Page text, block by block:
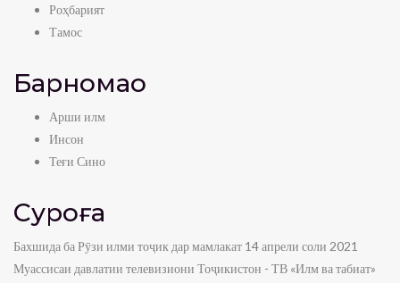
Роҳбарият
Тамос
Барномаҳо
Арши илм
Инсон
Теғи Сино
Суроға
Бахшида ба Рӯзи илми тоҷик дар мамлакат 14 апрели соли 2021
Муассисаи давлатии телевизиони Тоҷикистон - ТВ «Илм ва табиат»